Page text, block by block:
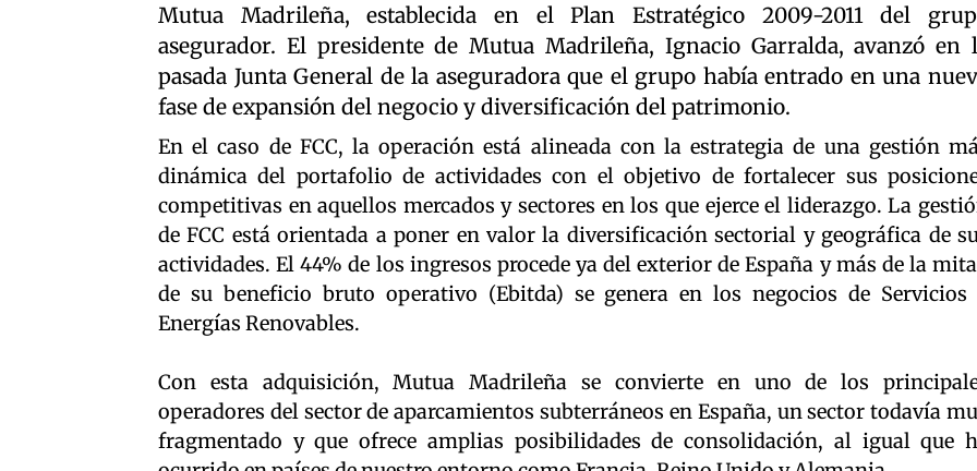
Mutua Madrileña, establecida en el Plan Estratégico 2009-2011 del
asegurador. El presidente de Mutua Madrileña, Ignacio Garralda, avanzó en
pasada Junta General de la aseguradora que el grupo había entrado en una
fase de expansión del negocio y diversificación del patrimonio.
En el caso de FCC, la operación está alineada con la estrategia de una gestión
dinámica del portafolio de actividades con el objetivo de fortalecer sus
competitivas en aquellos mercados y sectores en los que ejerce el liderazgo. La
de FCC está orientada a poner en valor la diversificación sectorial y geográfica de
actividades. El 44% de los ingresos procede ya del exterior de España y más de la
de su beneficio bruto operativo (Ebitda) se genera en los negocios de Servicios
Energías Renovables.
Con esta adquisición, Mutua Madrileña se convierte en uno de los
operadores del sector de aparcamientos subterráneos en España, un sector todavía
fragmentado y que ofrece amplias posibilidades de consolidación, al igual que